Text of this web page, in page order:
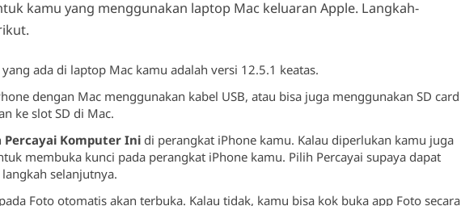
kamu yang menggunakan laptop Mac keluaran Apple. Langkah-
yang ada di laptop Mac kamu adalah versi 12.5.1 keatas.
dengan Mac menggunakan kabel USB, atau bisa juga menggunakan SD card
ke slot SD di Mac.
Percayai Komputer Ini di perangkat iPhone kamu. Kalau diperlukan kamu juga
membuka kunci pada perangkat iPhone kamu. Pilih Percayai supaya dapat
selanjutnya.
Foto otomatis akan terbuka. Kalau tidak, kamu bisa kok buka app Foto secara